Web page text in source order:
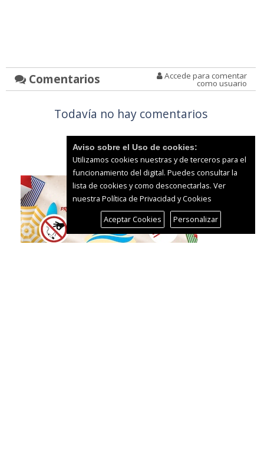
Comentarios Accede para comentar
como usuario
Todavía no hay comentarios
Aviso sobre el Uso de cookies:
Utilizamos cookies nuestras y de terceros para el
funcionamiento del digital. Puedes consultar la
lista de cookies y como desconectarlas. Ver
nuestra Política de Privacidad y Cookies
Aceptar Cookies
Personalizar